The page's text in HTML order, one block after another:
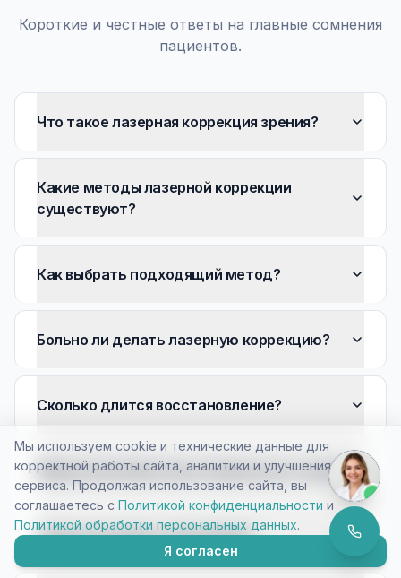
Короткие и честные ответы на главные сомнения
пациентов.
Что такое лазерная коррекция зрения?
Какие методы лазерной коррекции
существуют?
Как выбрать подходящий метод?
Больно ли делать лазерную коррекцию?
Сколько длится восстановление?
Можно ли полностью отказаться от очков?
Нужно ли лежать в больнице?
Мы используем cookie и технические данные для
корректной работы сайта, аналитики и улучшения
сервиса. Продолжая использование сайта, вы
соглашаетесь с Политикой конфиденциальности и
Политикой обработки персональных данных.
Я согласен